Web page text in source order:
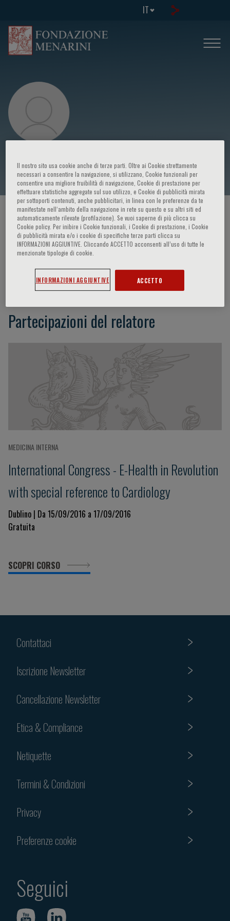
IT
Evan Muse
HOME PAGE / CORSI ED EVENTI / RELATORE
Evan Muse
Partecipazioni del relatore
MEDICINA INTERNA
International Congress - E-Health in Revolution
with special reference to Cardiology
Dublino | Da 15/09/2016 a 17/09/2016
Gratuita
SCOPRI CORSO
Contattaci
Iscrizione Newsletter
Cancellazione Newsletter
Etica & Compliance
Netiquette
Termini & Condizioni
Privacy
Preferenze cookie
Seguici
Il nostro sito usa cookie anche di terze parti. Oltre ai Cookie strettamente
necessari a consentire la navigazione, si utilizzano, Cookie funzionali per
consentire una migliore fruibilità di navigazione, Cookie di prestazione per
effettuare statistiche aggregate sul suo utilizzo, e Cookie di pubblicità mirata
per sottoporti contenuti, anche pubblicitari, in linea con le preferenze da te
manifestate nell‘ambito della navigazione in rete su questo e su altri siti ed
automaticamente rilevate (profilazione). Se vuoi saperne di più clicca su
Cookie policy. Per inibire i Cookie funzionali, i Cookie di prestazione, i Cookie
di pubblicità mirata e/o i cookie di specifiche terze parti clicca su
INFORMAZIONI AGGIUNTIVE. Cliccando ACCETTO acconsenti all’uso di tutte le
menzionate tipologie di cookie.
INFORMAZIONI AGGIUNTIVE ACCETTO